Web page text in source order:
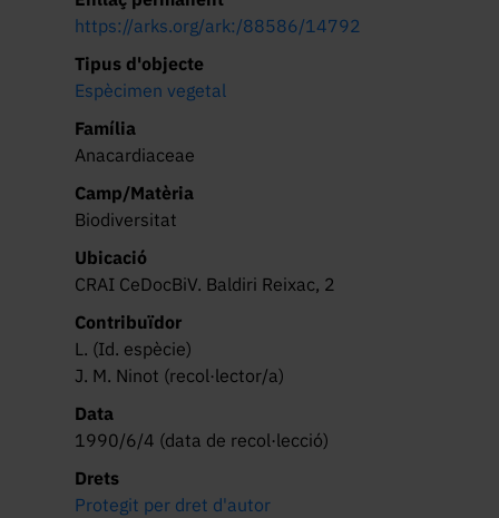
https://arks.org/ark:/88586/14792
Tipus d'objecte
Espècimen vegetal
Família
Anacardiaceae
Camp/Matèria
Biodiversitat
Ubicació
CRAI CeDocBiV. Baldiri Reixac, 2
Contribuïdor
L. (Id. espècie)
J. M. Ninot (recol·lector/a)
Data
1990/6/4 (data de recol·lecció)
Drets
Protegit per dret d'autor